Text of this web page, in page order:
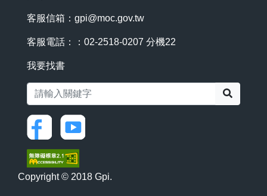
客服信箱： gpi@moc.gov.tw
客服電話：：02-2518-0207 分機22
我要找書
Copyright © 2018 Gpi.